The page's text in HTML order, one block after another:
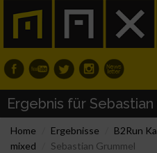
Ergebnis für
Home Ergebnisse B2Run
mixed
Sebastian Grummel